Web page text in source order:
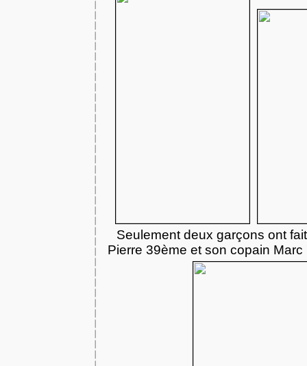
Seulement deux garçons ont
Pierre 39ème et son copain